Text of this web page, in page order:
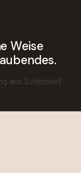
Weise
aus Schönheit